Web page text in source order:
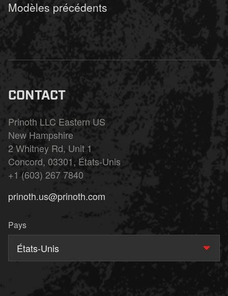
Modèles précédents
CONTACT
Prinoth LLC Eastern US
New Hampshire
2 Whitney Rd, Unit 1
Concord, 03301, États-Unis
+1 (603) 267 7840
prinoth.us@prinoth.com
Pays
États-Unis